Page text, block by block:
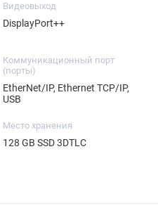
Видеовыход
DisplayPort++
Коммуникационный порт
(порты)
EtherNet/IP, Ethernet TCP/IP,
USB
Место хранения
128 GB SSD 3DTLC